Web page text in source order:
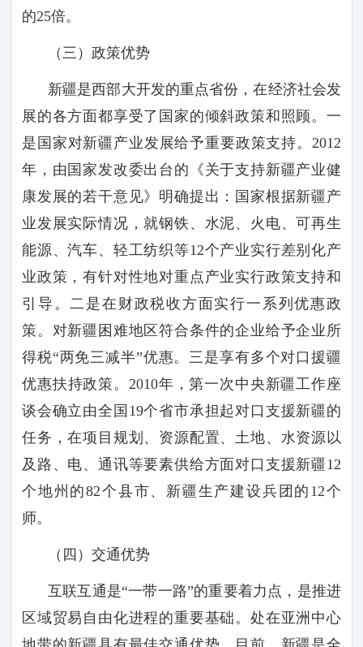
的25倍。
（三）政策优势
新疆是西部大开发的重点省份，在经济社会发
展的各方面都享受了国家的倾斜政策和照顾。一
是国家对新疆产业发展给予重要政策支持。 2012
年，由国家发改委出台的《关于支持新疆产业健
康发展的若干意见》明确提出：国家根据新疆产
业发展实际情况，就钢铁、水泥、火电、可再生
能源、汽车、轻工纺织等12个产业实行差别化产
业政策，有针对性地对重点产业实行政策支持和
引导。二是在财政税收方面实行一系列优惠政
策。对新疆困难地区符合条件的企业给予企业所
得税“两免三减半”优惠。三是享有多个对口援疆
优惠扶持政策。 2010年，第一次中央新疆工作座
谈会确立由全国 19个省市承担起对口支援新疆的
任务，在项目规划、资源配置、土地、水资源以
及路、电、通讯等要素供给方面对口支援新疆12
个地州的82个县市、新疆生产建设兵团的 12个
师。
（四）交通优势
互联互通是“一带一路”的重要着力点，是推进
区域贸易自由化进程的重要基础。处在亚洲中心